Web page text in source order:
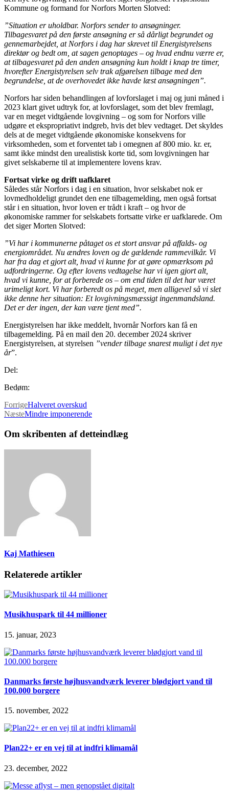
Kommune og formand for Norfors Morten Slotved:
”Situation er uholdbar. Norfors sender to ansøgninger.
Tilbagesvaret på den første ansøgning er så dårligt begrundet og
gennemarbejdet, at Norfors i dag har skrevet til Energistyrelsens
direktør og bedt om, at sagen genoptages – og hvad endnu værre er,
at tilbagesvaret på den anden ansøgning kun holdt i knap tre timer,
hvorefter Energistyrelsen selv trak afgørelsen tilbage med den
begrundelse, at de overhovedet ikke havde læst ansøgningen”.
Norfors har siden behandlingen af lovforslaget i maj og juni måned i
2023 klart givet udtryk for, at lovforslaget, som det blev fremlagt,
var en meget vidtgående lovgivning – og som for Norfors ville
udgøre et ekspropriativt indgreb, hvis det blev vedtaget. Det skyldes
dels at de meget vidtgående økonomiske konsekvens for
virksomheden, som et forventet tab i omegnen af 800 mio. kr. er,
samt ikke mindst den urealistisk korte tid, som lovgivningen har
givet selskaberne til at implementere lovens krav.
Fortsat virke og drift uafklaret
Således står Norfors i dag i en situation, hvor selskabet nok er
lovmedholdeligt grundet den ene tilbagemelding, men også fortsat
står i en situation, hvor loven er trådt i kraft – og hvor de
økonomiske rammer for selskabets fortsatte virke er uafklarede. Om
det siger Morten Slotved:
”Vi har i kommunerne påtaget os et stort ansvar på affalds- og
energiområdet. Nu ændres loven og de gældende rammevilkår. Vi
har fra dag et gjort alt, hvad vi kunne for at gøre opmærksom på
udfordringerne. Og efter lovens vedtagelse har vi igen gjort alt,
hvad vi kunne, for at forberede os – om end tiden til det har været
urimeligt kort. Vi har forberedt os på meget, men alligevel så vi slet
ikke denne her situation: Et lovgivningsmæssigt ingenmandsland.
Det er der ingen, der kan være tjent med”.
Energistyrelsen har ikke meddelt, hvornår Norfors kan få en
tilbagemelding. På en mail den 20. december 2024 skriver
Energistyrelsen, at styrelsen ”vender tilbage snarest muligt i det nye
år”.
Del:
Bedøm:
ForrigeHalveret overskud
NæsteMindre imponerende
Om skribenten af detteindlæg
Kaj Mathiesen
Relaterede artikler
Musikhuspark til 44 millioner
15. januar, 2023
Danmarks første højhusvandværk leverer blødgjort vand til
100.000 borgere
15. november, 2022
Plan22+ er en vej til at indfri klimamål
23. december, 2022